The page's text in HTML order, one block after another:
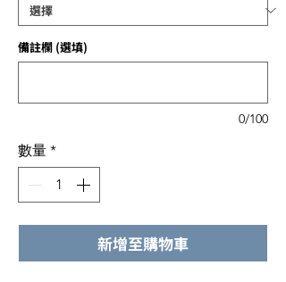
備註欄 (選填)
0/100
數量 *
新增至購物車